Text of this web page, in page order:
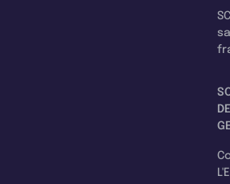
DE